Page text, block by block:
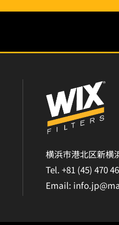
横浜市港北区新横
Tel. +81 (45) 470
Email: